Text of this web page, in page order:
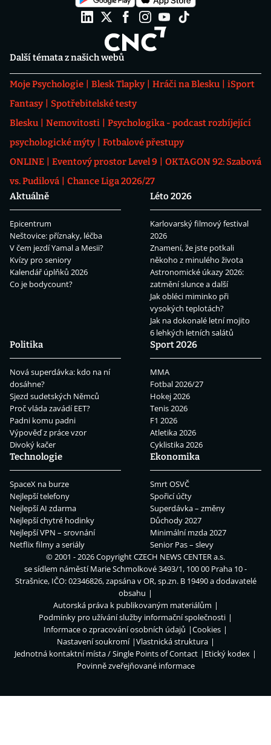
Další témata z našich webů
Moje Psychologie Blesk Tlapky Hráči na Blesku
iSport
Fantasy
Spotřebitelské testy
Blesku
Nemovitosti
Psychologika - podcast rozbíjející
psychologické mýty
Fotbalové přestupy
ONLINE
Eventový prostor Level 9
OKTAGON 92: Szabová
vs. Pudilová
Chance Liga 2026/27
Aktuálně
Epicentrum
Neštovice: příznaky, léčba
V čem jezdí Yamal a Mesii?
Kvízy pro seniory
Kalendář úplňků 2026
Co je bodycount?
Léto 2026
Karlovarský filmový festival
2026
Znamení, že jste potkali
někoho z minulého života
Astronomické úkazy 2026:
zatmění slunce a další
Jak obléci miminko při
vysokých teplotách?
Jak na dokonalé letní mojito
6 lehkých letních salátů
Politika
Nová superdávka: kdo na ní
dosáhne?
Sjezd sudetských Němců
Proč vláda zavádí EET?
Padni komu padni
Výpověď z práce vzor
Divoký kačer
Sport 2026
MMA
Fotbal 2026/27
Hokej 2026
Tenis 2026
F1 2026
Atletika 2026
Cyklistika 2026
Technologie
SpaceX na burze
Nejlepší telefony
Nejlepší AI zdarma
Nejlepší chytré hodinky
Nejlepší VPN – srovnání
Netflix filmy a seriály
Ekonomika
Smrt OSVČ
Spořicí účty
Superdávka – změny
Důchody 2027
Minimální mzda 2027
Senior Pas – slevy
© 2001 - 2026 CopyrightCZECH NEWS CENTER a.s.
se sídlem náměstí Marie Schmolkové 3493/1, 100 00 Praha 10 -
Strašnice, IČO: 02346826, zapsána v OR, sp.zn. B 19490 a dodavatelé
obsahu
Autorská práva k publikovaným materiálům
Podmínky pro užívání služby informační společnosti
Informace o zpracování osobních údajů
Cookies
Nastavení soukromí
Vlastnická struktura
Jednotná kontaktní místa / Single Points of Contact
Etický kodex
Povinně zveřejňované informace